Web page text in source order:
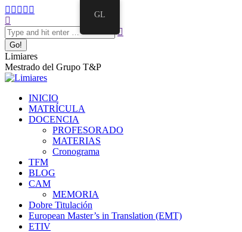
Limiares
Mestrado del Grupo T&P
INICIO
MATRÍCULA
DOCENCIA
PROFESORADO
MATERIAS
Cronograma
TFM
BLOG
CAM
MEMORIA
Dobre Titulación
European Master’s in Translation (EMT)
ETIV
GL